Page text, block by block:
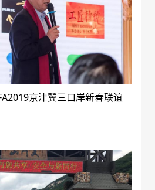
京津冀三口岸新春联谊